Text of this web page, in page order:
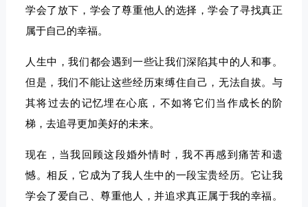
学会了放下，学会了尊重他人的选择，学会了寻找真正
属于自己的幸福。
人生中，我们都会遇到一些让我们深陷其中的人和事。
但是，我们不能让这些经历束缚住自己，无法自拔。与
其将过去的记忆埋在心底，不如将它们当作成长的阶
梯，去追寻更加美好的未来。
现在，当我回顾这段婚外情时，我不再感到痛苦和遗
憾。相反，它成为了我人生中的一段宝贵经历。它让我
学会了爱自己、尊重他人，并追求真正属于我的幸福。